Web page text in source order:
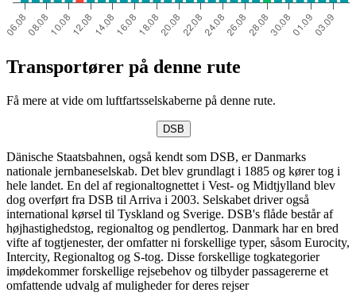
Transportører på denne rute
Få mere at vide om luftfartsselskaberne på denne rute.
DSB
Dänische Staatsbahnen, også kendt som DSB, er Danmarks
nationale jernbaneselskab. Det blev grundlagt i 1885 og kører tog i
hele landet. En del af regionaltognettet i Vest- og Midtjylland blev
dog overført fra DSB til Arriva i 2003. Selskabet driver også
international kørsel til Tyskland og Sverige. DSB's flåde består af
højhastighedstog, regionaltog og pendlertog. Danmark har en bred
vifte af togtjenester, der omfatter ni forskellige typer, såsom Eurocity,
Intercity, Regionaltog og S-tog. Disse forskellige togkategorier
imødekommer forskellige rejsebehov og tilbyder passagererne et
omfattende udvalg af muligheder for deres rejser